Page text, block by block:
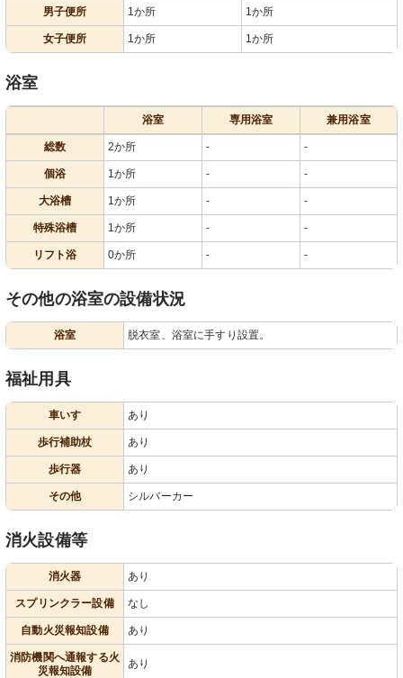
男子便所 1か所 1か所
女子便所 1か所 1か所
浴室
浴室 専用浴室 兼用浴室
総数 2か所 - -
個浴 1か所 - -
大浴槽 1か所 - -
特殊浴槽 1か所 - -
リフト浴 0か所 - -
その他の浴室の設備状況
浴室 脱衣室、浴室に手すり設置。
福祉用具
車いす あり
歩行補助杖 あり
歩行器 あり
その他 シルバーカー
消火設備等
消火器 あり
スプリンクラー設備 なし
自動火災報知設備 あり
消防機関へ通報する火
災報知設備
あり